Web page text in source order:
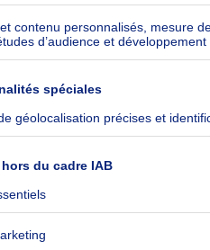
prix : 525000€